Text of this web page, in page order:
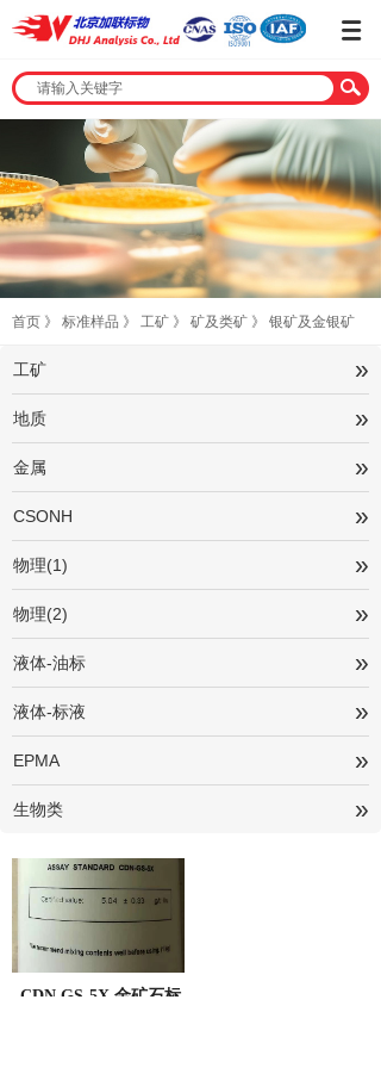
首页 》 标准样品 》 工矿 》 矿及类矿 》 银矿及金银矿
工矿 »
地质 »
金属 »
CSONH »
物理(1) »
物理(2) »
液体-油标 »
液体-标液 »
EPMA »
生物类 »
CDN GS-5X 金矿石标